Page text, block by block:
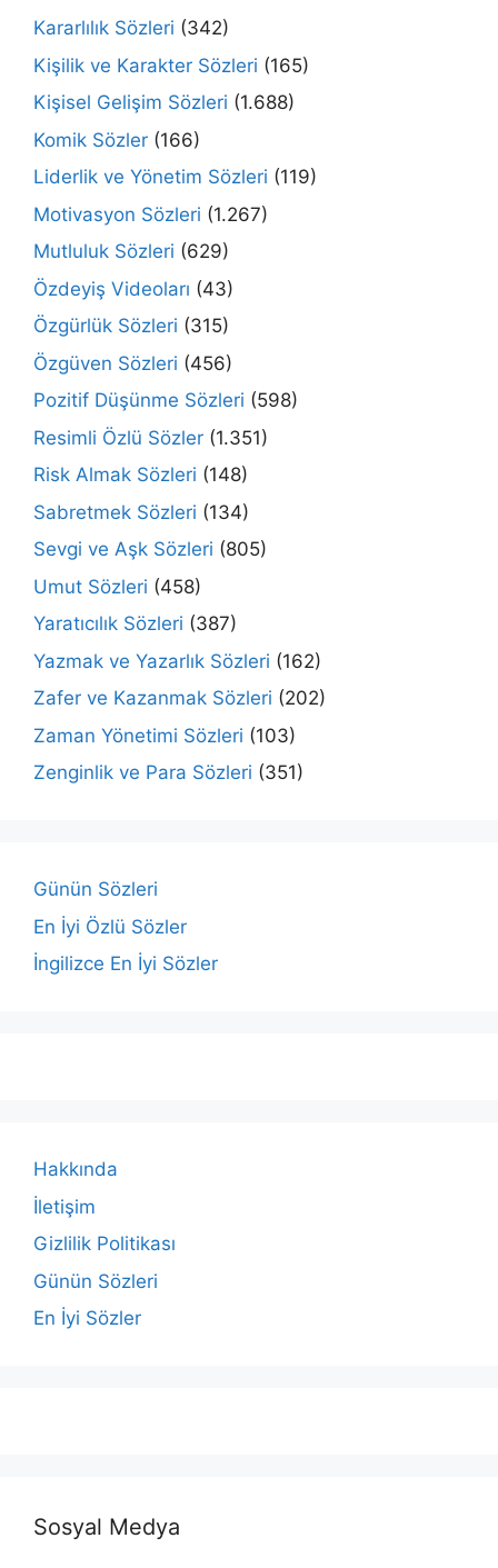
Kararlılık Sözleri (342)
Kişilik ve Karakter Sözleri (165)
Kişisel Gelişim Sözleri (1.688)
Komik Sözler (166)
Liderlik ve Yönetim Sözleri (119)
Motivasyon Sözleri (1.267)
Mutluluk Sözleri (629)
Özdeyiş Videoları (43)
Özgürlük Sözleri (315)
Özgüven Sözleri (456)
Pozitif Düşünme Sözleri (598)
Resimli Özlü Sözler (1.351)
Risk Almak Sözleri (148)
Sabretmek Sözleri (134)
Sevgi ve Aşk Sözleri (805)
Umut Sözleri (458)
Yaratıcılık Sözleri (387)
Yazmak ve Yazarlık Sözleri (162)
Zafer ve Kazanmak Sözleri (202)
Zaman Yönetimi Sözleri (103)
Zenginlik ve Para Sözleri (351)
Günün Sözleri
En İyi Özlü Sözler
İngilizce En İyi Sözler
Hakkında
İletişim
Gizlilik Politikası
Günün Sözleri
En İyi Sözler
Sosyal Medya